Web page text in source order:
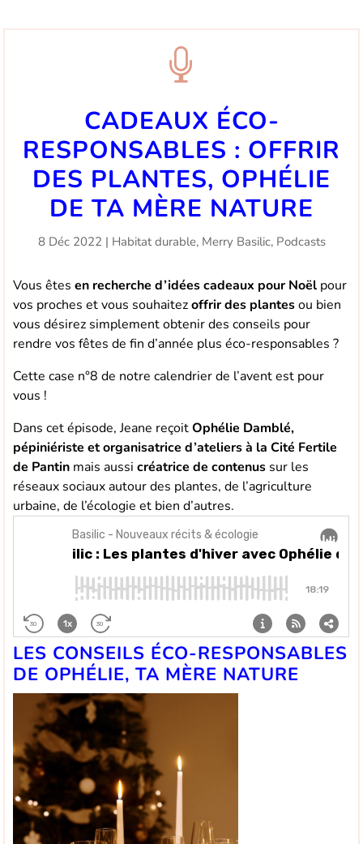

CADEAUX ÉCO-
RESPONSABLES : OFFRIR
DES PLANTES, OPHÉLIE
DE TA MÈRE NATURE
8 Déc 2022 | Habitat durable, Merry Basilic, Podcasts
Vous êtesen recherche d’idées cadeaux pour Noël pour
vos proches et vous souhaitezoffrir des plantesou bien
vous désirez simplement obtenir des conseils pour
rendre vos fêtes de fin d’année plus éco-responsables ?
Cette case n°8 de notre calendrier de l’avent est pour
vous !
Dans cet épisode, Jeane reçoitOphélie Damblé,
pépiniériste et organisatrice d’ateliers à la Cité Fertile
de Pantin mais aussi créatrice de contenus sur les
réseaux sociaux autour des plantes, de l’agriculture
urbaine, de l’écologie et bien d’autres.
LES CONSEILS ÉCO-RESPONSABLES
DE OPHÉLIE, TA MÈRE NATURE